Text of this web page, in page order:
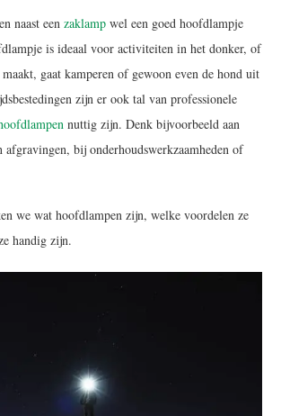
naast een zaklamp wel een goed hoofdlampje
is ideaal voor activiteiten in het donker, of
maakt, gaat kamperen of gewoon even de hond uit
zijn er ook tal van professionele
nuttig zijn. Denk bijvoorbeeld aan
bij onderhoudswerkzaamheden of
we wat hoofdlampen zijn, welke voordelen ze
handig zijn.